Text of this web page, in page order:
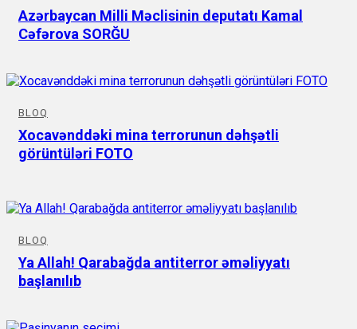
Azərbaycan Milli Məclisinin deputatı Kamal
Cəfərova SORĞU
BLOQ
Xocavənddəki mina terrorunun dəhşətli
görüntüləri FOTO
BLOQ
Ya Allah! Qarabağda antiterror əməliyyatı
başlanılıb